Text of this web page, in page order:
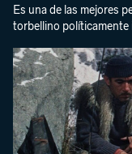
Es una de las mejores
torbellino políticamente